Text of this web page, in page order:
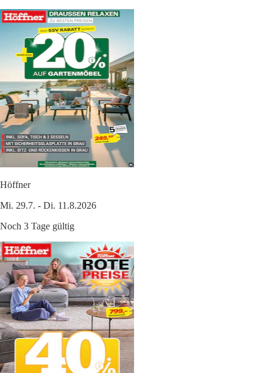
Höffner
Mi. 29.7. - Di. 11.8.2026
Noch 3 Tage gültig